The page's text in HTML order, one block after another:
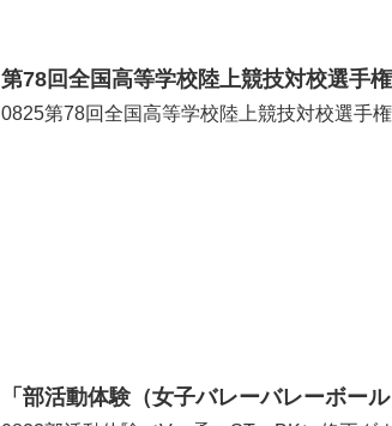
第78回全国高等学校陸上競技対校選手
0825第78回全国高等学校陸上競技対校選手
「部活動体験（女子バレーバレーボー